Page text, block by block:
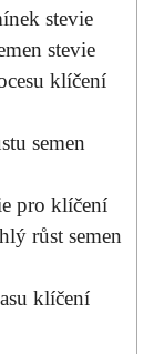
stevie
stevie
klíčení
semen
pro klíčení
růst semen
klíčení